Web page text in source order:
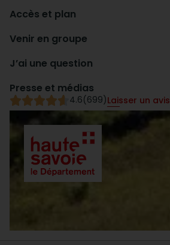
Accès et plan
Venir en groupe
J’ai une question
Presse et médias
4.6(699)Laisser un avis